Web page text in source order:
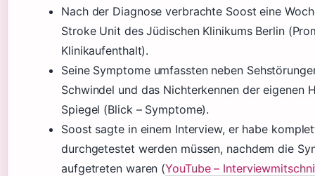
Nach der Diagnose verbrachte Soost eine
Stroke Unit des Jüdischen Klinikums Berlin
Klinikaufenthalt).
Seine Symptome umfassten neben
Schwindel und das Nichterkennen der eigenen
Spiegel (Blick – Symptome).
Soost sagte in einem Interview, er habe
durchgetestet werden müssen, nachdem die
aufgetreten waren (YouTube –